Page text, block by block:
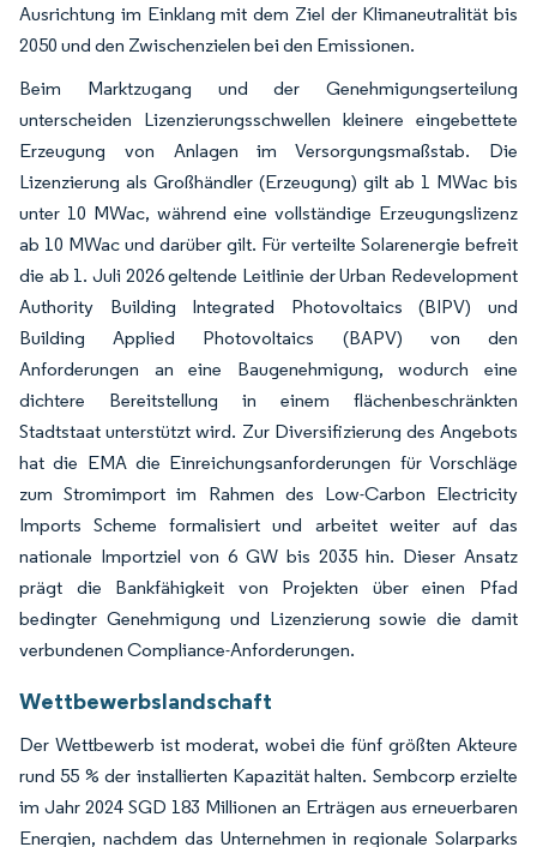
Ausrichtung im Einklang mit dem Ziel der Klimaneutralität bis
2050 und den Zwischenzielen bei den Emissionen.
Beim Marktzugang und der Genehmigungserteilung
unterscheiden Lizenzierungsschwellen kleinere eingebettete
Erzeugung von Anlagen im Versorgungsmaßstab. Die
Lizenzierung als Großhändler (Erzeugung) gilt ab 1 MWac bis
unter 10 MWac, während eine vollständige Erzeugungslizenz
ab 10 MWac und darüber gilt. Für verteilte Solarenergie befreit
die ab 1. Juli 2026 geltende Leitlinie der Urban Redevelopment
Authority Building Integrated Photovoltaics (BIPV) und
Building Applied Photovoltaics (BAPV) von den
Anforderungen an eine Baugenehmigung, wodurch eine
dichtere Bereitstellung in einem flächenbeschränkten
Stadtstaat unterstützt wird. Zur Diversifizierung des Angebots
hat die EMA die Einreichungsanforderungen für Vorschläge
zum Stromimport im Rahmen des Low-Carbon Electricity
Imports Scheme formalisiert und arbeitet weiter auf das
nationale Importziel von 6 GW bis 2035 hin. Dieser Ansatz
prägt die Bankfähigkeit von Projekten über einen Pfad
bedingter Genehmigung und Lizenzierung sowie die damit
verbundenen Compliance-Anforderungen.
Wettbewerbslandschaft
Der Wettbewerb ist moderat, wobei die fünf größten Akteure
rund 55 % der installierten Kapazität halten. Sembcorp erzielte
im Jahr 2024 SGD 183 Millionen an Erträgen aus erneuerbaren
Energien, nachdem das Unternehmen in regionale Solarparks